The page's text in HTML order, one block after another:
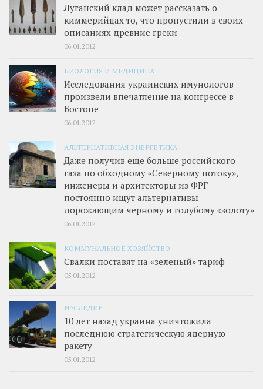
Луганский клад может рассказать о
киммерийцах то, что пропустили в своих
описаниях древние греки
06.01.2012
БИОЛОГИЯ И МЕДИЦИНА
Исследования украинских имунологов
произвели впечатление на конгрессе в
Бостоне
06.01.2012
АЛЬТЕРНАТИВНАЯ ЭНЕРГЕТИКА
Даже получив еще больше российского
газа по обходному «Северному потоку»,
инженеры и архитекторы из ФРГ
постоянно ищут альтернативы
дорожающим черному и голубому «золоту»
06.01.2012
КОММУНАЛЬНОЕ ХОЗЯЙСТВО
Свалки поставят на «зеленый» тариф
05.01.2012
НАСЛЕДИЕ
10 лет назад украина уничтожила
последнюю стратегическую ядерную
ракету
05.01.2012